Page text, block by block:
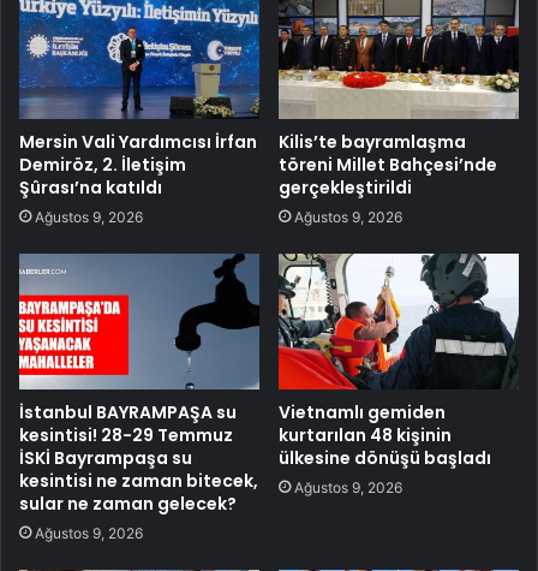
Mersin Vali Yardımcısı İrfan
Demiröz, 2. İletişim
Şûrası’na katıldı
Ağustos 9, 2026
Kilis’te bayramlaşma
töreni Millet Bahçesi’nde
gerçekleştirildi
Ağustos 9, 2026
İstanbul BAYRAMPAŞA su
kesintisi! 28-29 Temmuz
İSKİ Bayrampaşa su
kesintisi ne zaman bitecek,
sular ne zaman gelecek?
Ağustos 9, 2026
Vietnamlı gemiden
kurtarılan 48 kişinin
ülkesine dönüşü başladı
Ağustos 9, 2026